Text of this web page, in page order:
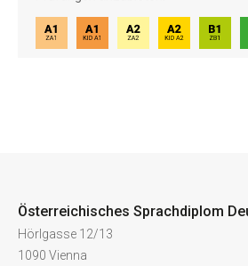
Österreichisches Sprachdiplom
Hörlgasse 12/13
1090 Vienna